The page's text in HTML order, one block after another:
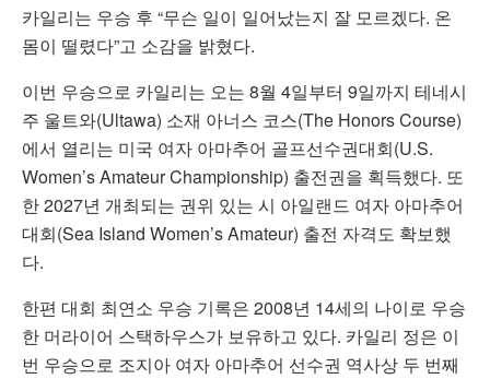
카일리는 우승 후 “무슨 일이 일어났는지 잘 모르겠다. 온
몸이 떨렸다”고 소감을 밝혔다.
이번 우승으로 카일리는 오는 8월 4일부터 9일까지 테네시
주 울트와(Ultawa) 소재 아너스 코스(The Honors Course)
에서 열리는 미국 여자 아마추어 골프선수권대회(U.S.
Women’s Amateur Championship) 출전권을 획득했다. 또
한 2027년 개최되는 권위 있는 시 아일랜드 여자 아마추어
대회(Sea Island Women’s Amateur) 출전 자격도 확보했
다.
한편 대회 최연소 우승 기록은 2008년 14세의 나이로 우승
한 머라이어 스택하우스가 보유하고 있다. 카일리 정은 이
번 우승으로 조지아 여자 아마추어 선수권 역사상 두 번째